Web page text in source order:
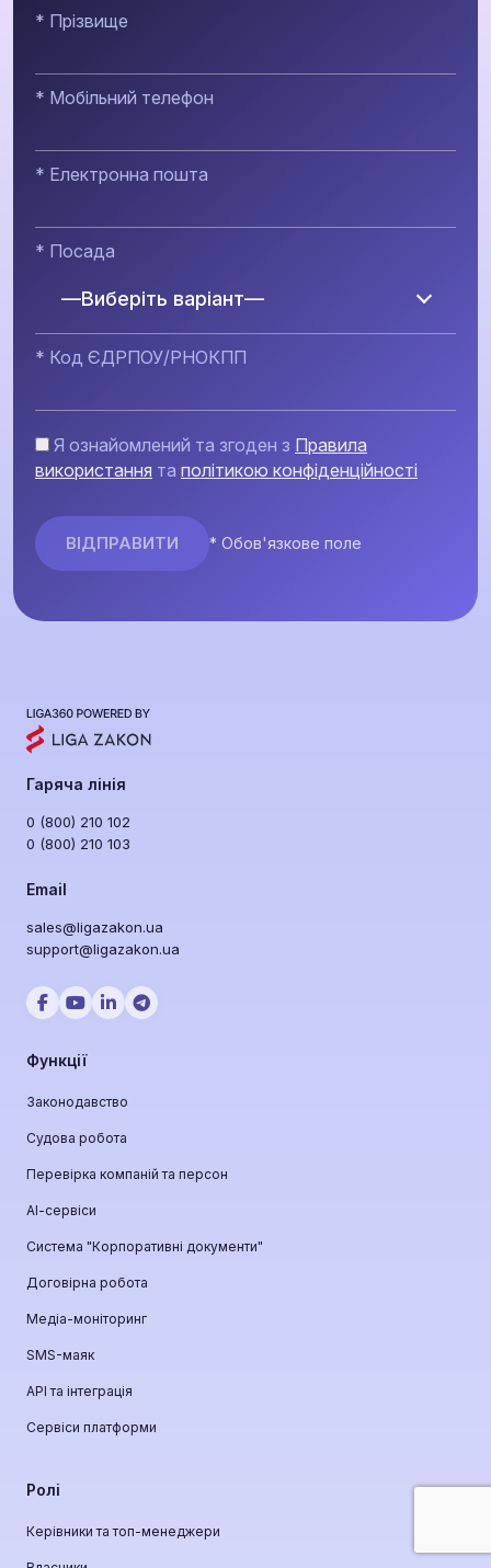
* Прізвище
* Мобільний телефон
* Електронна пошта
* Посада
—Виберіть варіант—
* Код ЄДРПОУ/РНОКПП
Я ознайомлений та згоден з Правила
використання та політикою конфіденційності
* Обов'язкове поле
Гаряча лінія
0 (800) 210 102
0 (800) 210 103
Email
sales@ligazakon.ua
support@ligazakon.ua
Функції
Законодавство
Судова робота
Перевірка компаній та персон
АІ-сервіси
Система "Корпоративні документи"
Договірна робота
Медіа-моніторинг
SMS-маяк
API та інтеграція
Сервіси платформи
Ролі
Керівники та топ-менеджери